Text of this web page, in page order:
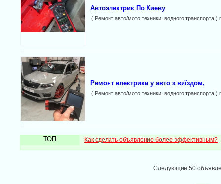
Автоэлектрик По Киеву
( Ремонт авто/мото техники, водного транспорта )
Ремонт електрики у авто з виїздом,
( Ремонт авто/мото техники, водного транспорта )
ТОП Как сделать объявление более эффективным?
Следующие 50